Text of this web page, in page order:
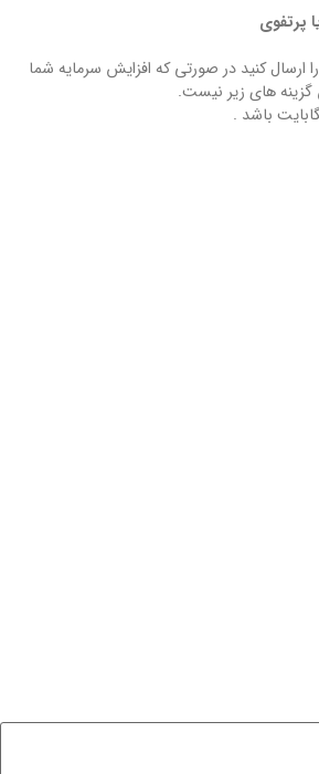
پرتفوی
ارسال کنید در صورتی که افزایش سرمایه شما
های زیر نیست.